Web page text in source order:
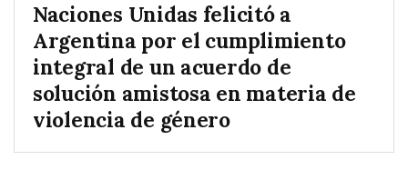
Naciones Unidas felicitó a
Argentina por el cumplimiento
integral de un acuerdo de
solución amistosa en materia de
violencia de género